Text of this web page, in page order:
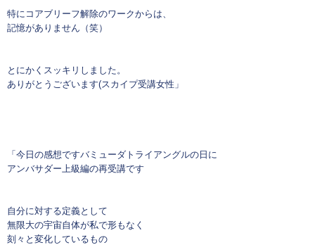
特にコアブリーフ解除のワークからは、
記憶がありません（笑）
とにかくスッキリしました。
ありがとうございます(スカイプ受講女性」
「今日の感想ですバミューダトライアングルの日に
アンバサダー上級編の再受講です
自分に対する定義として
無限大の宇宙自体が私で形もなく
刻々と変化しているもの